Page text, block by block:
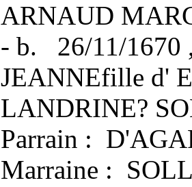
ARNAUD
- b. 26/11/1670
JEANNEfille d'
LANDRINE?
Parrain :
Marraine :